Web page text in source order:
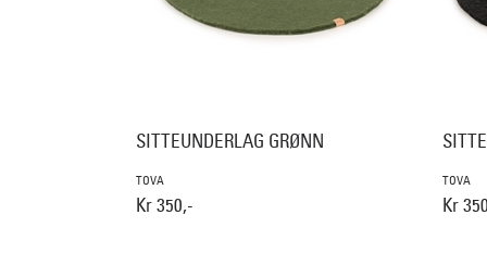
SITTEUNDERLAG GRØNN
TOVA
Kr 350,-
TOVA
Kr